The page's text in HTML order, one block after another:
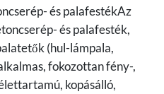
és palafestékAz
és palafesték,
(hul-lámpala,
fokozottan fény-,
kopásálló,